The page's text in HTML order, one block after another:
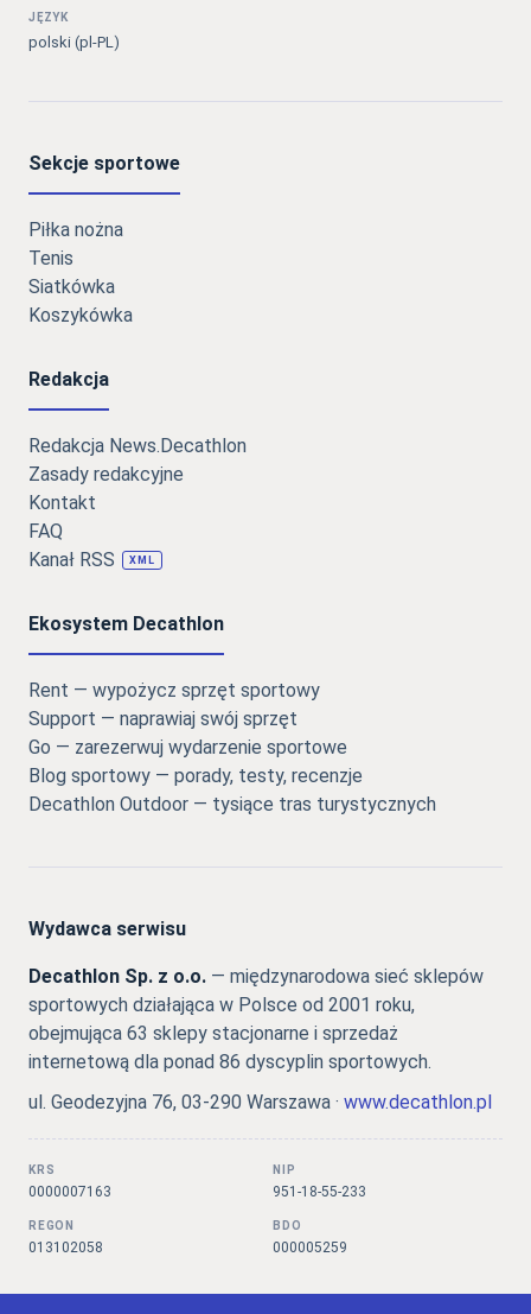
JĘZYK
polski (pl-PL)
Sekcje sportowe
Piłka nożna
Tenis
Siatkówka
Koszykówka
Redakcja
Redakcja News.Decathlon
Zasady redakcyjne
Kontakt
FAQ
Kanał RSS
XML
Ekosystem Decathlon
Rent — wypożycz sprzęt sportowy
Support — naprawiaj swój sprzęt
Go — zarezerwuj wydarzenie sportowe
Blog sportowy — porady, testy, recenzje
Decathlon Outdoor — tysiące tras turystycznych
Wydawca serwisu
Decathlon Sp. z o.o. — międzynarodowa sieć sklepów
sportowych działająca w Polsce od 2001 roku,
obejmująca 63 sklepy stacjonarne i sprzedaż
internetową dla ponad 86 dyscyplin sportowych.
ul. Geodezyjna 76, 03-290 Warszawa · www.decathlon.pl
KRS
0000007163
NIP
951-18-55-233
REGON
013102058
BDO
000005259